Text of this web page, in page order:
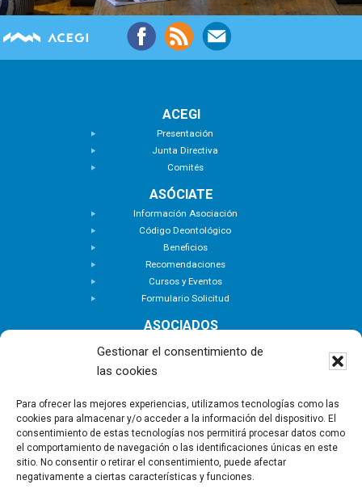
Gestionar el consentimiento de
las cookies
Para ofrecer las mejores experiencias, utilizamos tecnologías como las
cookies para almacenar y/o acceder a la información del dispositivo. El
consentimiento de estas tecnologías nos permitirá procesar datos como
el comportamiento de navegación o las identificaciones únicas en este
sitio. No consentir o retirar el consentimiento, puede afectar
negativamente a ciertas características y funciones.
ACEGI
Presentación
Junta Directiva
Comités
ASÓCIATE
Información Asociación
Código Deontológico
Beneficios
Recomendaciones
Cursos y Eventos
Formulario Solicitud
ASOCIADOS
Zona Privada
ACTUALIDAD
Notas de Prensa
Noticias
Nuevas Incorporaciones
CONTACTO